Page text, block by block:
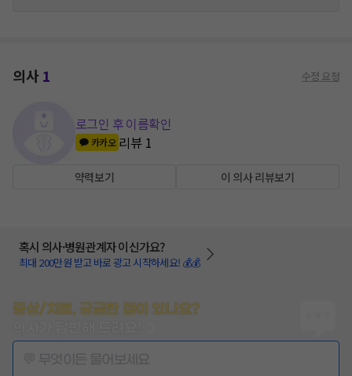
의사1 수정 요청
로그인 후 이름확인
카카오 리뷰 1
약력보기 이 의사 리뷰보기
혹시 의사·병원관계자 이신가요?
최대 200만원 받고 바로 광고 시작하세요! 💰💰
증상/치료, 궁금한 점이 있나요?